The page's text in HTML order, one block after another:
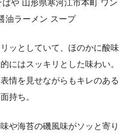
ッとしていて、ほのかに酸味
にはスッキリとした味わい。
情を見せながらもキレのある
持ち。
や海苔の磯風味がソッと寄り